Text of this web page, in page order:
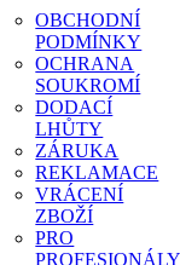
OBCHODNÍ
PODMÍNKY
OCHRANA
SOUKROMÍ
DODACÍ
LHŮTY
ZÁRUKA
REKLAMACE
VRÁCENÍ
ZBOŽÍ
PRO